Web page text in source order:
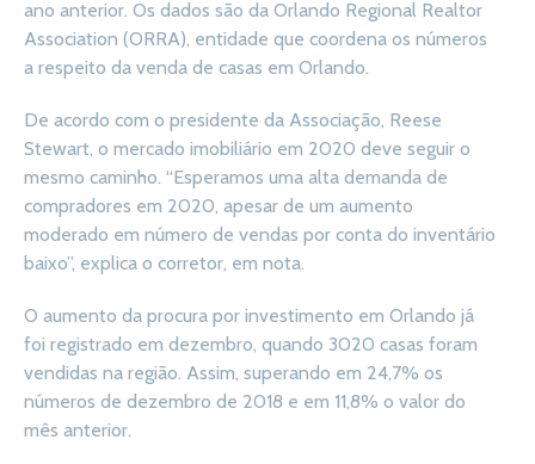
ano anterior. Os dados são da Orlando Regional Realtor
Association (ORRA), entidade que coordena os números
a respeito da venda de casas em Orlando.
De acordo com o presidente da Associação, Reese
Stewart, o mercado imobiliário em 2020 deve seguir o
mesmo caminho. “Esperamos uma alta demanda de
compradores em 2020, apesar de um aumento
moderado em número de vendas por conta do inventário
baixo”, explica o corretor, em nota.
O aumento da procura por investimento em Orlando já
foi registrado em dezembro, quando 3020 casas foram
vendidas na região. Assim, superando em 24,7% os
números de dezembro de 2018 e em 11,8% o valor do
mês anterior.